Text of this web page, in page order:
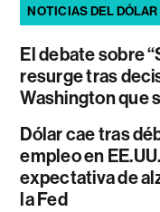
NOTICIAS DEL DÓLAR
El debate sobre
resurge tras
Washington que
Dólar cae tras
empleo en
expectativa de
la Fed